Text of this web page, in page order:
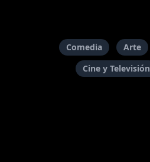
Comedia Arte
Cine y Televisión